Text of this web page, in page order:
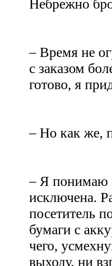
Небрежно
– Время не
с заказом
готово, я
– Но как же,
– Я понимаю
исключена.
посетитель
бумаги с
чего,
выходу, ни